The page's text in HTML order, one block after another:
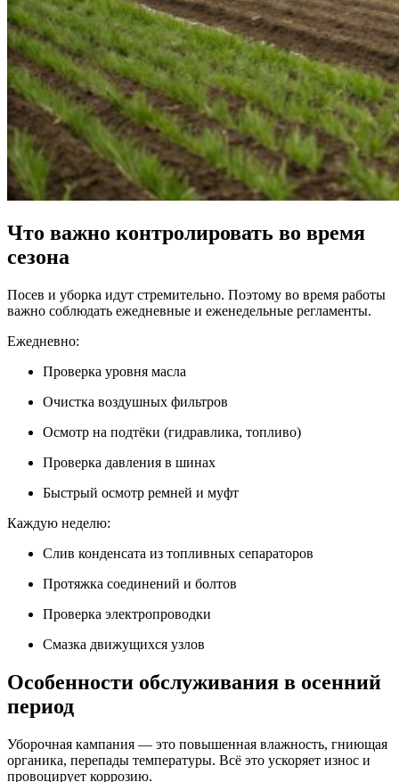
Что важно контролировать во время
сезона
Посев и уборка идут стремительно. Поэтому во время работы
важно соблюдать ежедневные и еженедельные регламенты.
Ежедневно:
Проверка уровня масла
Очистка воздушных фильтров
Осмотр на подтёки (гидравлика, топливо)
Проверка давления в шинах
Быстрый осмотр ремней и муфт
Каждую неделю:
Слив конденсата из топливных сепараторов
Протяжка соединений и болтов
Проверка электропроводки
Смазка движущихся узлов
Особенности обслуживания в осенний
период
Уборочная кампания — это повышенная влажность, гниющая
органика, перепады температуры. Всё это ускоряет износ и
провоцирует коррозию.